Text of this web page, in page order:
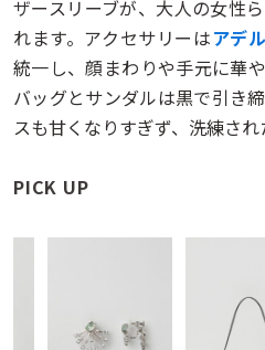
ザースリーブが、大人の女性
れます。アクセサリーはアデ
統一し、顔まわりや手元に華
バッグとサンダルは黒で引き
スも甘くなりすぎず、洗練され
PICK UP